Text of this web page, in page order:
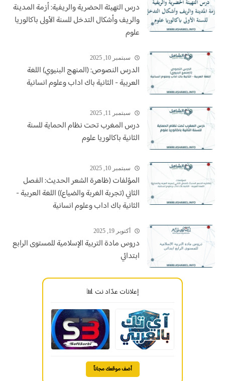
درس التهيئة الحضرية والريفية: أزمة المدينة
والريف وأشكال التدخل للسنة الأولى باكالوريا
علوم
سبتمبر 10, 2025
الدرس النصوص: (المنهج البنيوي) اللغة
العربية - الثانية باك اداب وعلوم انسانية
سبتمبر 11, 2025
درس المغرب تحت نظام الحماية للسنة
الثانية باكالوريا علوم
سبتمبر 10, 2025
المؤلفات (ظاهرة الشعر الحديث: الفصل
الثاني (تجربة الغربة والضياع)) اللغة العربية -
الثانية باك اداب وعلوم انسانية
أكتوبر 19, 2025
دروس مادة التربية الإسلامية للمستوى الرابع
ابتدائي
إعلانات عدّاد نت 📊
أضف موقعك مجاناً